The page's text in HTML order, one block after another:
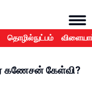
தொழில்நுட்பம்
கணேசன் கேள்வி?